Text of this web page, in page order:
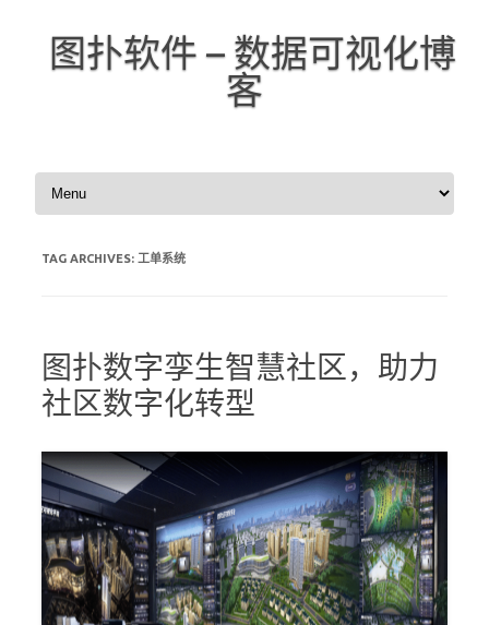
图扑软件 – 数据可视化博
客
Skip to content
TAG ARCHIVES: 工单系统
图扑数字孪生智慧社区，助力
社区数字化转型